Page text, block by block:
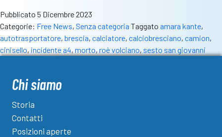
lutto:
è
morto
Pubblicato 5 Dicembre 2023
Categorie: Free News, Senza categoria Taggato amara kante,
autotrasportatore, brescia, calciatore, calciobresciano, camion,
cinisello, incidente a4, morto, roè volciano, sesto san giovanni
Chi siamo
Storia
Contatti
Posizioni aperte